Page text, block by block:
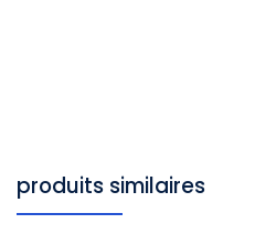
produits similaires